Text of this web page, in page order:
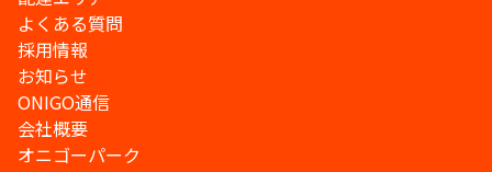
よくある質問
採用情報
お知らせ
ONIGO通信
会社概要
オニゴーパーク